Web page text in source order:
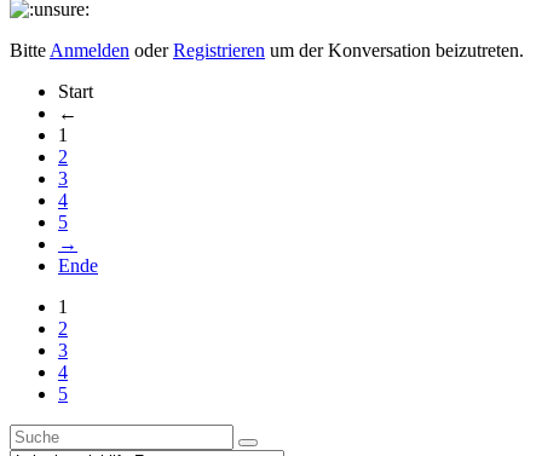
Bitte Anmelden oderRegistrieren um der Konversation beizutreten.
Start
←
1
2
3
4
5
→
Ende
1
2
3
4
5